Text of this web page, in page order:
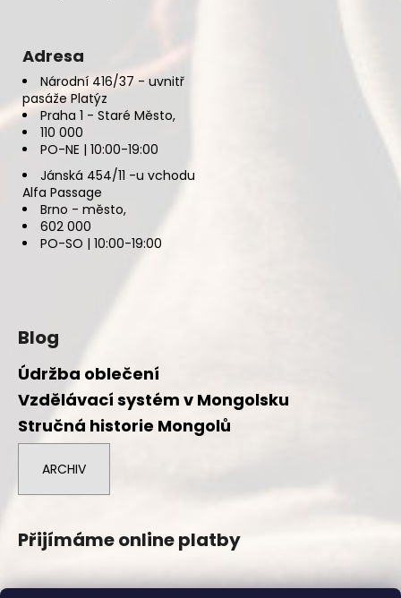
Adresa
Národní 416/37 - uvnitř
pasáže Platýz
Praha 1 - Staré Město,
110 000
PO-NE | 10:00-19:00
Jánská 454/11 -u vchodu
Alfa Passage
Brno - město,
602 000
PO-SO | 10:00-19:00
Blog
Údržba oblečení
Vzdělávací systém v Mongolsku
Stručná historie Mongolů
ARCHIV
Přijímáme online platby